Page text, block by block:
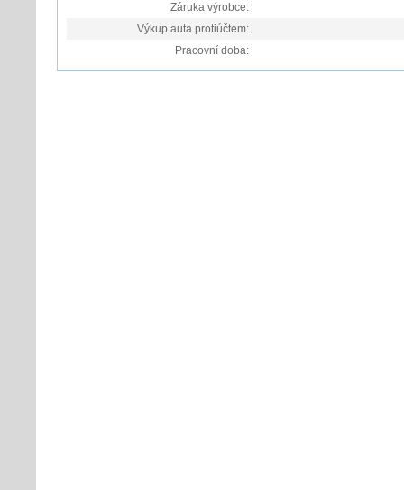
Záruka výrobce:
Výkup auta protiúčtem:
Pracovní doba: